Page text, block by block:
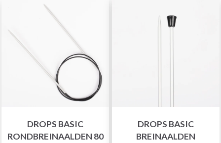
DROPS BASIC
RONDBREINAALDEN 80
DROPS BASIC
BREINAALDEN